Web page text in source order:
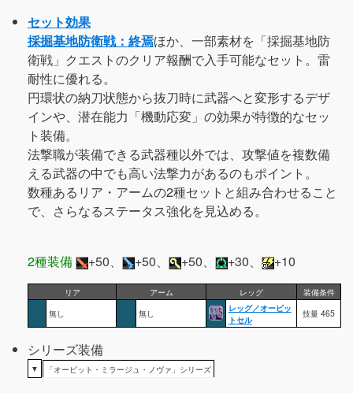
セット効果
採掘基地防衛戦：終焉ほか、一部素材を「採掘基地防
衛戦」クエストのクリア報酬で入手可能なセット。雷
耐性に優れる。
円環状の納刀状態から抜刀時に武器へと変形するデザ
インや、潜在能力「機動応変」の効果が特徴的なセッ
ト装備。
法撃職が装備できる武器種以外では、攻撃値を複数備
える武器の中でも高い法撃力があるのもポイント。
数種あるリア・アームの2種セットと組み合わせること
で、さらなるステータス強化を見込める。
2種装備 +50、 +50、 +50、 +30、 +10
リア アーム レッグ
装備条件
無し
無し
レッグ／オービッ
トセル
技量 465
シリーズ装備
▼ 「オービット・ミラージュ・ノヴァ」シリーズ